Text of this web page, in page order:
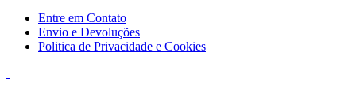
Entre em Contato
Envio e Devoluções
Politica de Privacidade e Cookies